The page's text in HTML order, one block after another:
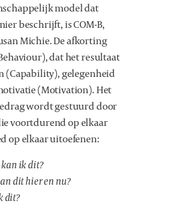
model dat
beschrijft, is COM-B,
Michie. De afkorting
dat het resultaat
(Capability), gelegenheid
(Motivation). Het
wordt gestuurd door
voortdurend op elkaar
op elkaar uitoefenen:
kan ik dit?
dit hier en nu?
dit?